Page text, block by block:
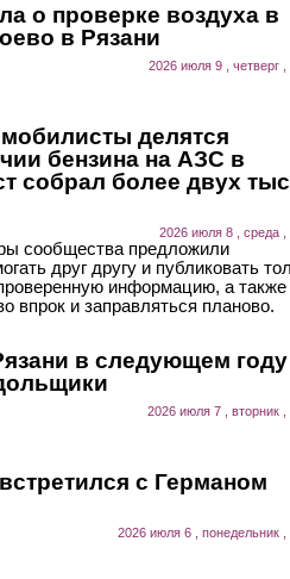
о проверке воздуха в
в Рязани
2026 июля 9 , четверг ,
делятся
бензина на АЗС в
собрал более двух
2026 июля 8 , среда ,
сообщества предложили
друг другу и публиковать
информацию, а также
впрок и заправляться планово.
в следующем году
2026 июля 7 , вторник ,
с Германом
2026 июля 6 , понедельник ,